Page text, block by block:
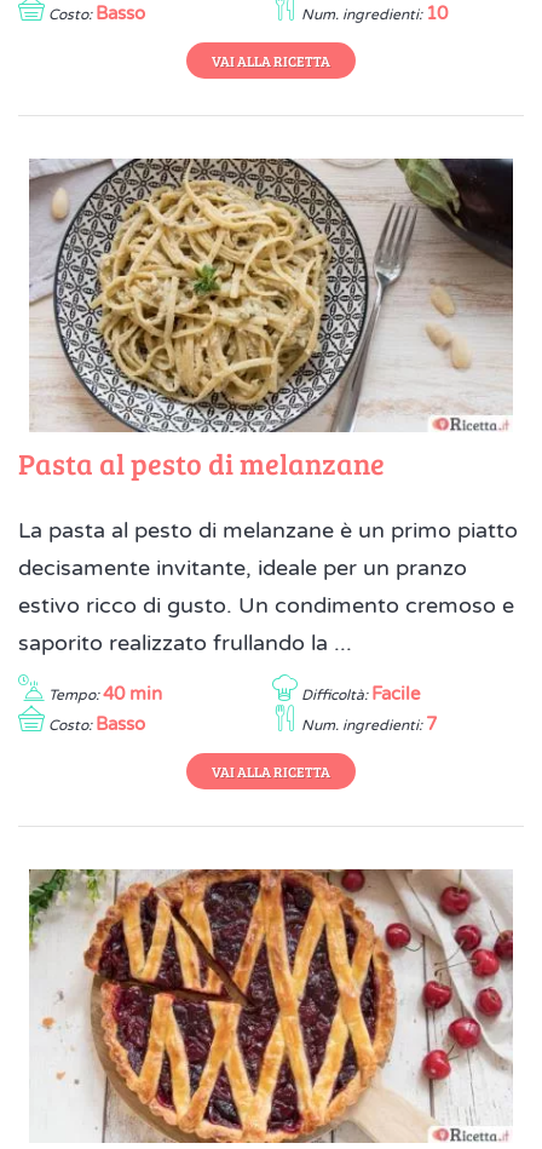
Costo: Basso Num. ingredienti: 10
VAI ALLA RICETTA
Pasta al pesto di melanzane
La pasta al pesto di melanzane è un primo piatto
decisamente invitante, ideale per un pranzo
estivo ricco di gusto. Un condimento cremoso e
saporito realizzato frullando la ...
Tempo: 40 min Difficoltà: Facile
Costo: Basso Num. ingredienti: 7
VAI ALLA RICETTA